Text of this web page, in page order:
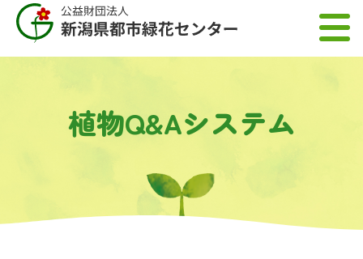
植物Q&Aシステム